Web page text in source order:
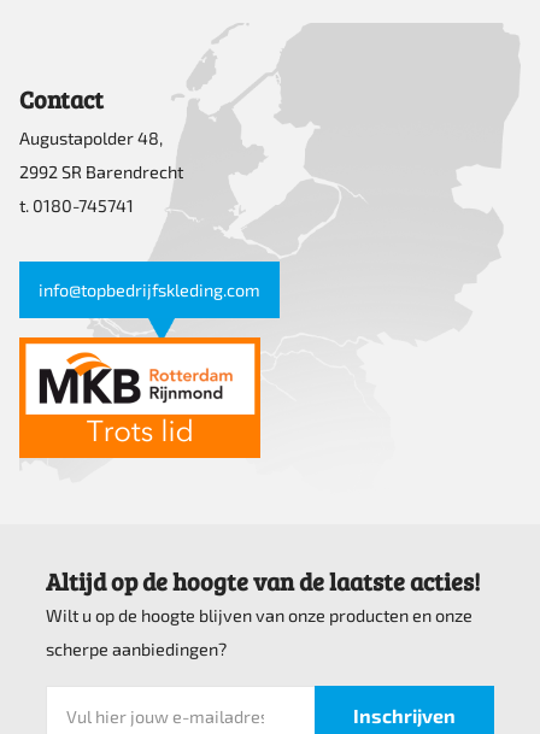
Contact
Augustapolder 48,
2992 SR Barendrecht
t. 0180-745741
info@topbedrijfskleding.com
Altijd op de hoogte van de laatste acties!
Wilt u op de hoogte blijven van onze producten en onze
scherpe aanbiedingen?